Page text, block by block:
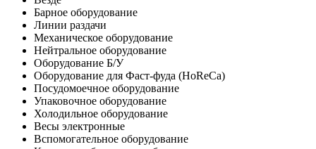
Барное оборудование
Линии раздачи
Механическое оборудование
Нейтральное оборудование
Оборудование Б/У
Оборудование для Фаст-фуда (HoReCa)
Посудомоечное оборудование
Упаковочное оборудование
Холодильное оборудование
Весы электронные
Вспомогательное оборудование